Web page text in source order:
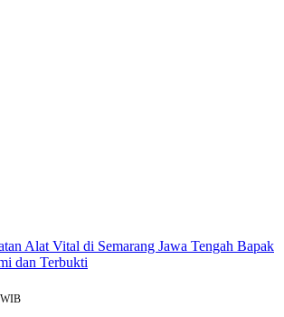
Alat Vital di Semarang Jawa Tengah Bapak
dan Terbukti